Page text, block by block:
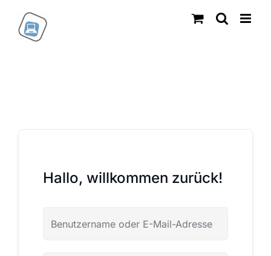
Inhalt
springen
Hallo, willkommen zurück!